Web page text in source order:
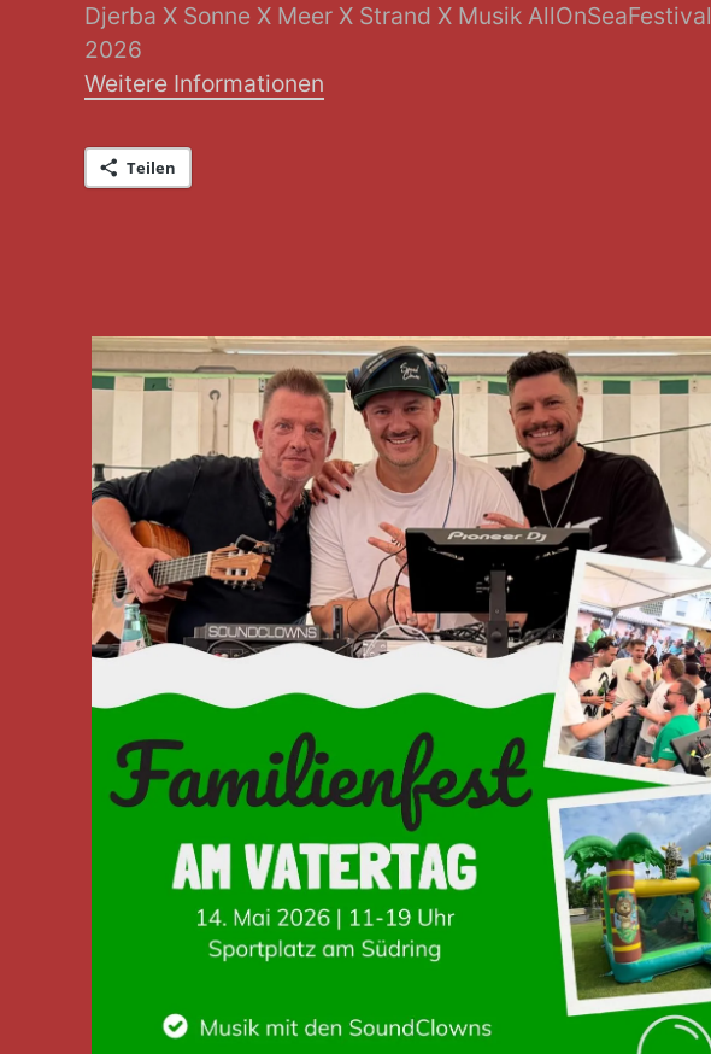
Djerba X Sonne X Meer X Strand X Musik AllOnSeaFestival
2026
Weitere Informationen
Teilen